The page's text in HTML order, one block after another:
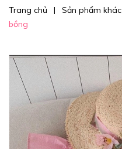
Trang chủ | Sản phẩm khác
bồng